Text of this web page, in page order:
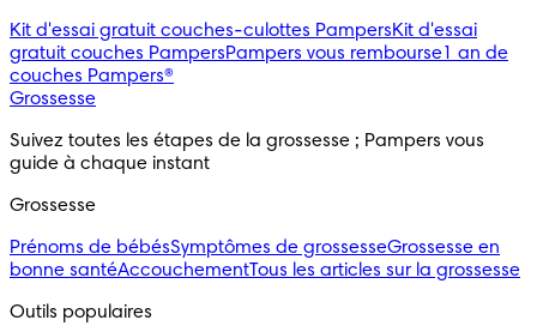
Kit d'essai gratuit couches-culottes PampersKit d'essai
gratuit couches PampersPampers vous rembourse1 an de
couches Pampers®
Grossesse
Suivez toutes les étapes de la grossesse ; Pampers vous
guide à chaque instant
Grossesse
Prénoms de bébésSymptômes de grossesseGrossesse en
bonne santéAccouchementTous les articles sur la grossesse
Outils populaires